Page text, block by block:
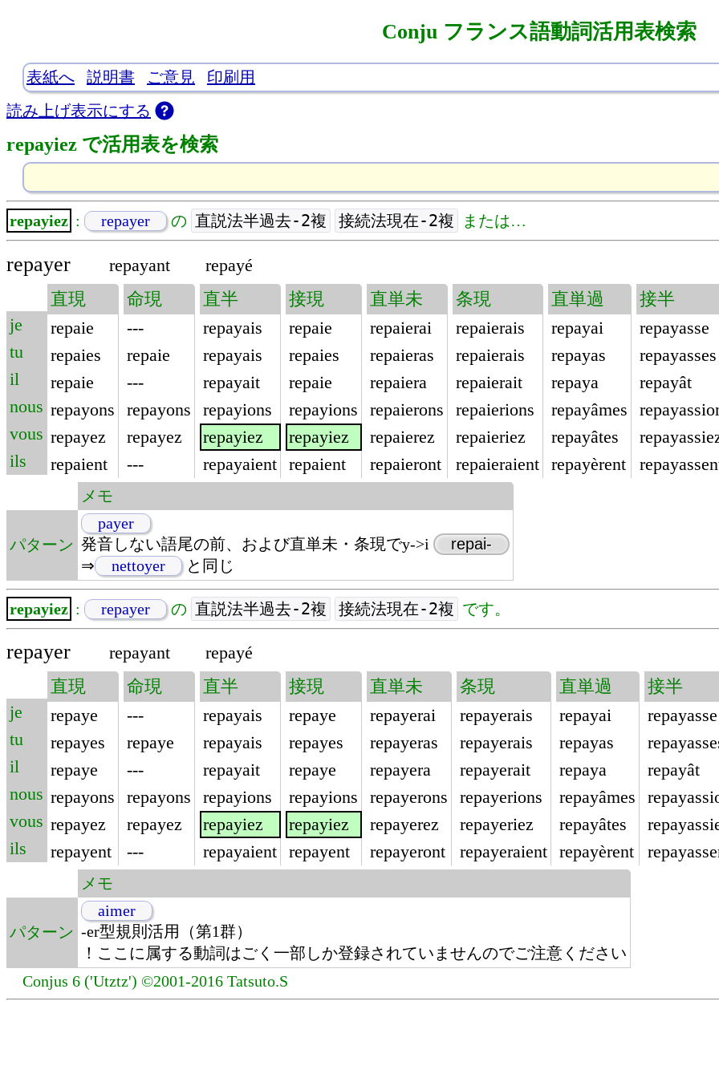
Conju フランス語動詞活用表検索
表紙へ 説明書 ご意見
印刷用
読み上げ表示にする
repayiez で活用表を検索
repayiez : repayer の 直説法半過去-2複 接続法現在-2複 または…
repayer repayant repayé
je
tu
il
nous
vous
ils
直現
repaie
repaies
repaie
repayons
repayez
repaient
命現
---
repaie
---
repayons
repayez
---
直半
repayais
repayais
repayait
repayions
repayiez
repayaient
接現
repaie
repaies
repaie
repayions
repayiez
repaient
直単未
repaierai
repaieras
repaiera
repaierons
repaierez
repaieront
条現
repaierais
repaierais
repaierait
repaierions
repaieriez
repaieraient
直単過
repayai
repayas
repaya
repayâmes
repayâtes
repayèrent
接半
repayasse
repayasses
repayât
メモ
パターン
payer
発音しない語尾の前、および直単未・条現でy->i
repai-
⇒
nettoyer と同じ
repayiez : repayer の 直説法半過去-2複 接続法現在-2複 です。
repayer repayant repayé
je
tu
il
nous
vous
ils
直現
repaye
repayes
repaye
repayons
repayez
repayent
命現
---
repaye
---
repayons
repayez
---
直半
repayais
repayais
repayait
repayions
repayiez
repayaient
接現
repaye
repayes
repaye
repayions
repayiez
repayent
直単未
repayerai
repayeras
repayera
repayerons
repayerez
repayeront
条現
repayerais
repayerais
repayerait
repayerions
repayeriez
repayeraient
直単過
repayai
repayas
repaya
repayâmes
repayâtes
repayèrent
接半
repayasse
repayât
メモ
パターン
aimer
-er型規則活用（第1群）
！ここに属する動詞はごく一部しか登録されていませんのでご注意ください
Conjus 6 ('Utztz') ©2001-2016 Tatsuto.S